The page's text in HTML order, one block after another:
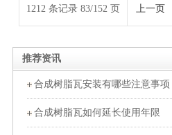
1212 条记录 83/152 页 上一页
推荐资讯
合成树脂瓦安装有哪些注意事项
合成树脂瓦如何延长使用年限